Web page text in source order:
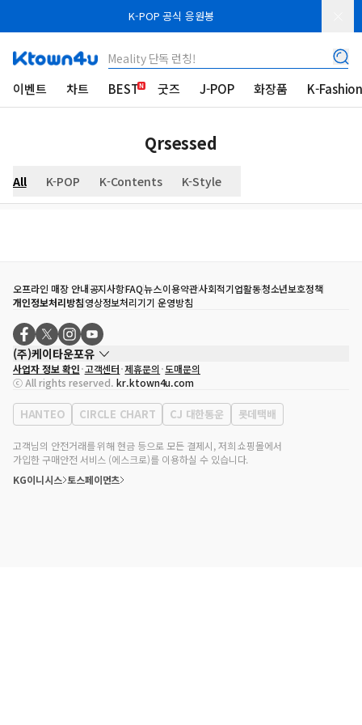
K-POP 공식 응원봉
Meality 단독 런칭!
이벤트 차트 BEST 굿즈 J-POP 화장품 K-
Qrsessed
All K-POP K-Contents K-Style
오프라인 매장 안내공지사항FAQ뉴스이용약관사회적기업활동청소년보호정책
개인정보처리방침영상정보처리기기 운영방침
(주)케이타운포유
대표자
송효민
사업자등록번호
120-87-71116
통신판매업 신고번호 제2011-서울강남-02223
대표전화
02-552-9855
사업자 정보 확인 고객센터 제휴문의 도매문의
ⓒ All rights reserved. kr.ktown4u.com
HANTEO CIRCLE CHART CJ 대한통운 롯데택배
고객님의 안전거래를 위해 현금 등으로 모든 결제시, 저희 쇼핑몰에서
가입한 구매안전 서비스 (에스크로)를 이용하실 수 있습니다.
KG이니시스 토스페이먼츠